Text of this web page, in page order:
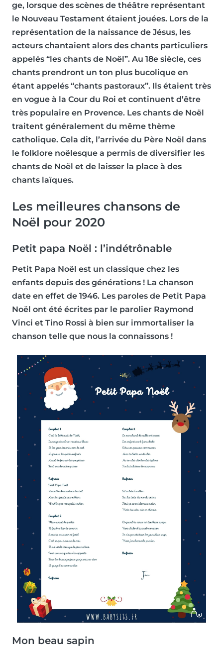
ge, lorsque des scènes de théâtre représentant
le Nouveau Testament étaient jouées. Lors de la
représentation de la naissance de Jésus, les
acteurs chantaient alors des chants particuliers
appelés “les chants de Noël”. Au 18e siècle, ces
chants prendront un ton plus bucolique en
étant appelés “chants pastoraux”. Ils étaient très
en vogue à la Cour du Roi et continuent d’être
très populaire en Provence. Les chants de Noël
traitent généralement du même thème
catholique. Cela dit, l’arrivée du Père Noël dans
le folklore noëlesque a permis de diversifier les
chants de Noël et de laisser la place à des
chants laïques.
Les meilleures chansons de
Noël pour 2020
Petit papa Noël : l’indétrônable
Petit Papa Noël est un classique chez les
enfants depuis des générations ! La chanson
date en effet de 1946. Les paroles de Petit Papa
Noël ont été écrites par le parolier Raymond
Vinci et Tino Rossi à bien sur immortaliser la
chanson telle que nous la connaissons !
Mon beau sapin